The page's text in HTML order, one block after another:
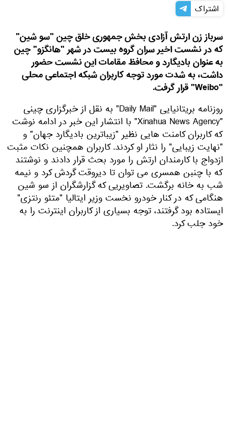
اشتراک
سرباز زن ارتش آزادی بخش جمهوری خلق چین "سو شین"
که در نشست اخیر سران گروه بیست در شهر "هانگزو" چین
به عنوان بادیگارد و محافظ مقامات این نشست حضور
داشت، به شدت مورد توجه کاربران شبکه اجتماعی محلی
"Weibo" قرار گرفت.
روزنامه بریتانیایی "Daily Mail" به نقل از خبرگزاری چینی
"Xinahua News Agency" با انتشار این خبر در ادامه نوشت
که کاربران کامنت هایی نظیر "زیباترین بادیگارد جهان" و
"نهایت زیبایی" را نثار او کردند. کاربران همچنین نکات مثبت
ازدواج با کارمندان ارتش را مورد بحث قرار دادند و نوشتند
که با چنبن همسری می توان تا دیروقت گردش کرد و نیمه
شب به خانه برگشت. تصاویریی که گزارشگران از سو شین
هنگامی که در کنار خودرو نخست وزیر ایتالیا "متئو رنتزی"
ایستاده بود گرفتند، توجه بسیاری از کاربران اینترنت را به
خود جلب کرد.